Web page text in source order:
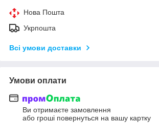
Нова Пошта
Укрпошта
Всі умови доставки
Умови оплати
Ви отримаєте замовлення
або гроші повернуться на вашу картку